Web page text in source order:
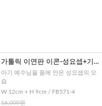
가톨릭 이연판 이콘-성요셉+기
도문(이태리)
아기 예수님을 품에 안은 성요셉의 모
습
W 12cm + H 9cm / FB571-4
16,000원